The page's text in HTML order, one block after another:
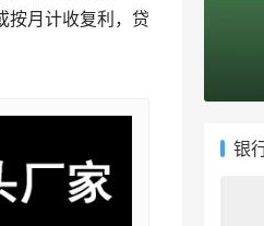
按月计收复利，贷
银